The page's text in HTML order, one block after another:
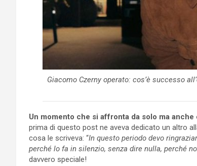
Giacomo Czerny operato: cos’è successo
Un momento che si affronta da solo ma
prima di questo post ne aveva dedicato un altro
cosa le scriveva: “In questo periodo devo
perché lo fa in silenzio, senza dire nulla, perché
davvero speciale!